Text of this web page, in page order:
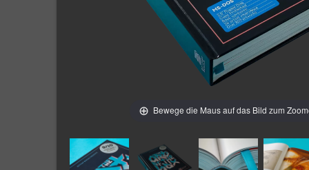
Bewege die Maus auf das Bild zum